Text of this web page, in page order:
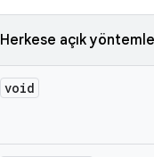
Herkese açık
void